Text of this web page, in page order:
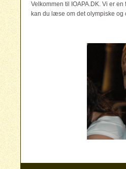
Velkommen til IOAPA.DK. Vi er
kan du læse om det olympiske og